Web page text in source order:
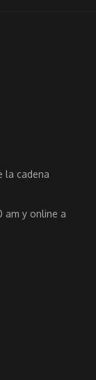
la cadena
am y online a